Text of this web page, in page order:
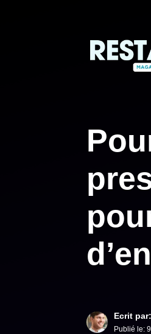
Ecrit
Publié le: